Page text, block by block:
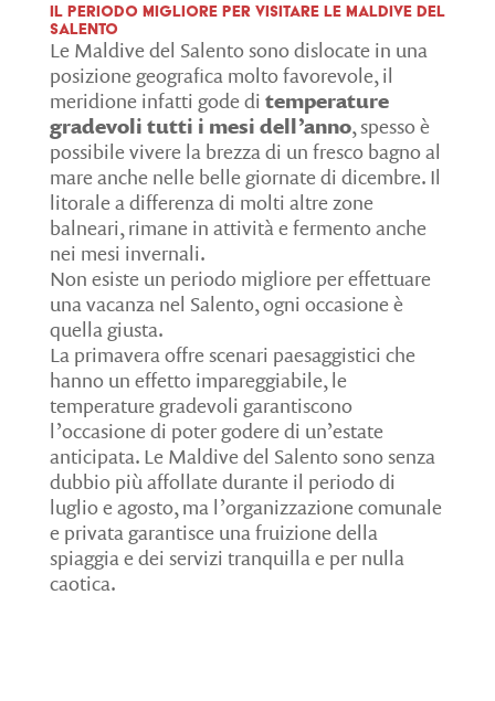
Il periodo migliore per visitare le Maldive del
Salento
Le Maldive del Salento sono dislocate in una
posizione geografica molto favorevole, il
meridione infatti gode di temperature
gradevoli tutti i mesi dell’anno, spesso è
possibile vivere la brezza di un fresco bagno al
mare anche nelle belle giornate di dicembre. Il
litorale a differenza di molti altre zone
balneari, rimane in attività e fermento anche
nei mesi invernali.
Non esiste un periodo migliore per effettuare
una vacanza nel Salento, ogni occasione è
quella giusta.
La primavera offre scenari paesaggistici che
hanno un effetto impareggiabile, le
temperature gradevoli garantiscono
l’occasione di poter godere di un’estate
anticipata. Le Maldive del Salento sono senza
dubbio più affollate durante il periodo di
luglio e agosto, ma l’organizzazione comunale
e privata garantisce una fruizione della
spiaggia e dei servizi tranquilla e per nulla
caotica.